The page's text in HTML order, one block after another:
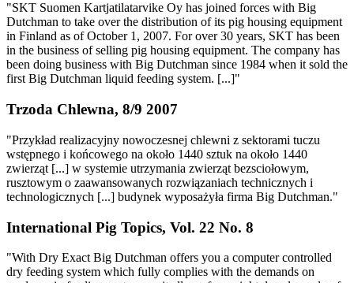
"SKT Suomen Kartjatilatarvike Oy has joined forces with Big
Dutchman to take over the distribution of its pig housing equipment
in Finland as of October 1, 2007. For over 30 years, SKT has been
in the business of selling pig housing equipment. The company has
been doing business with Big Dutchman since 1984 when it sold the
first Big Dutchman liquid feeding system. [...]"
Trzoda Chlewna, 8/9 2007
"Przykład realizacyjny nowoczesnej chlewni z sektorami tuczu
wstępnego i końcowego na około 1440 sztuk na około 1440
zwierząt [...] w systemie utrzymania zwierząt bezsciołowym,
rusztowym o zaawansowanych rozwiązaniach technicznych i
technologicznych [...] budynek wyposażyła firma Big Dutchman."
International Pig Topics, Vol. 22 No. 8
"With Dry Exact Big Dutchman offers you a computer controlled
dry feeding system which fully complies with the demands on